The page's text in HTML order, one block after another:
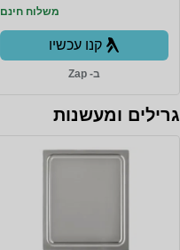
משלוח חינם
קנו עכשיו
ב- Zap
גרילים ומעשנות